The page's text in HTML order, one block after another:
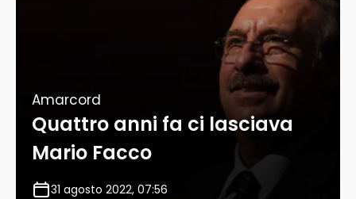
Amarcord
Quattro anni fa ci lasciava
Mario Facco
31 agosto 2022, 07:56